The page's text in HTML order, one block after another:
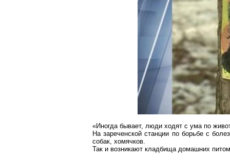
«Иногда бывает, люди ходят с ума по
На зареченской станции по борьбе с
собак, хомячков.
Так и возникают кладбища домашних